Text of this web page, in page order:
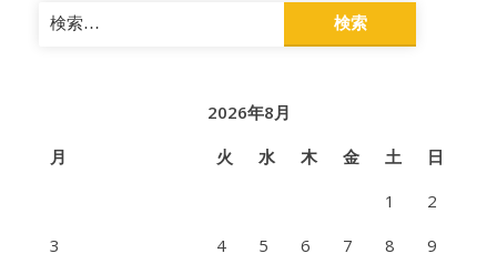
検
索:
2026年8月
月
火 水 木 金 土
日
1
2
3
4 5 6 7 8
9